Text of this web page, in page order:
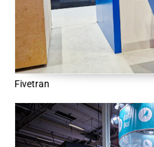
Fivetran